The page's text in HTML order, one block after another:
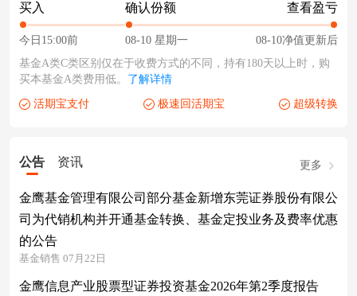
买入
今日15:00前
确认份额
08-10 星期一
查看盈亏
08-10净值更新后
基金A类C类区别仅在于收费方式的不同，持有180天以上时，购
买本基金A类费用低。 了解详情
活期宝支付 极速回活期宝 超级转换
公告 资讯 更多
金鹰基金管理有限公司部分基金新增东莞证券股份有限公
司为代销机构并开通基金转换、基金定投业务及费率优惠
的公告
基金销售 07月22日
金鹰信息产业股票型证券投资基金2026年第2季度报告